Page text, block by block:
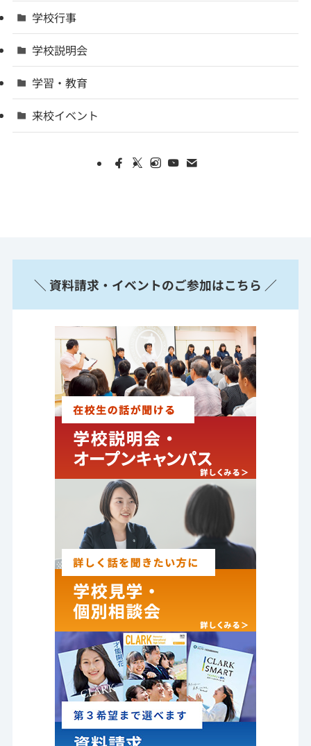
学校行事
学校説明会
学習・教育
来校イベント
＼ 資料請求・イベントのご参加はこちら ／